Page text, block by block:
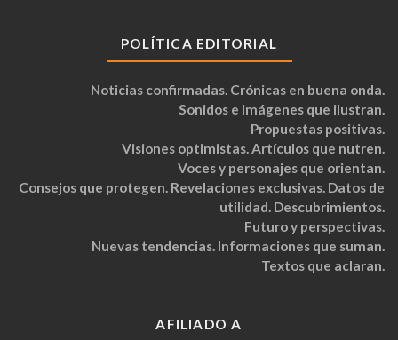
POLÍTICA EDITORIAL
Noticias confirmadas. Crónicas en buena onda.
Sonidos e imágenes que ilustran.
Propuestas positivas.
Visiones optimistas. Artículos que nutren.
Voces y personajes que orientan.
Consejos que protegen. Revelaciones exclusivas. Datos de
utilidad. Descubrimientos.
Futuro y perspectivas.
Nuevas tendencias. Informaciones que suman.
Textos que aclaran.
AFILIADO A